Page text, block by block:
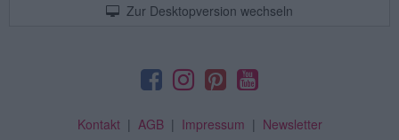
Zur Desktopversion wechseln
Kontakt| AGB| Impressum | Newsletter